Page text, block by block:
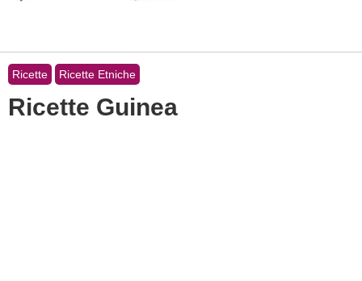
Ricette Ricette Etniche
Ricette Guinea